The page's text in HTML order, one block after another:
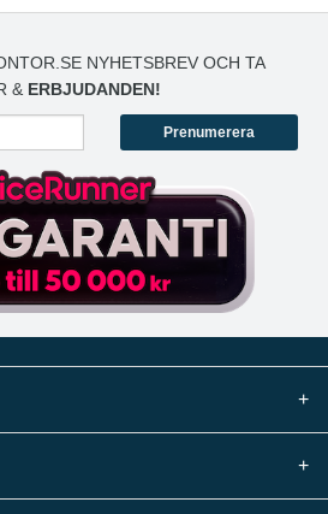
NYHETSBREV OCH TA
& ERBJUDANDEN!
Prenumerera
+
+